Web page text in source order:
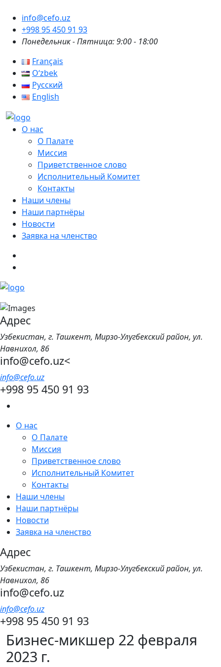
info@cefo.uz
+998 95 450 91 93
Понедельник - Пятница: 9:00 - 18:00
Français
Oʻzbek
Русский
English
О нас
О Палате
Миссия
Приветственное слово
Исполнительный Комитет
Контакты
Наши члены
Наши партнёры
Новости
Заявка на членство
Адрес
Узбекистан, г. Ташкент, Мирзо-Улугбекский район, ул.
Навнихол, 86
info@cefo.uz<
info@cefo.uz
+998 95 450 91 93
О нас
О Палате
Миссия
Приветственное слово
Исполнительный Комитет
Контакты
Наши члены
Наши партнёры
Новости
Заявка на членство
Адрес
Узбекистан, г. Ташкент, Мирзо-Улугбекский район, ул.
Навнихол, 86
info@cefo.uz
info@cefo.uz
+998 95 450 91 93
Бизнес-микшер 22 февраля
2023 г.